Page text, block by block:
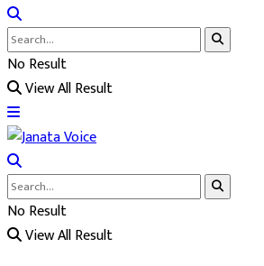
No Result
View All Result
No Result
View All Result